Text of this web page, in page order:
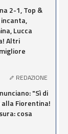
2-1, Top &
Lucca
Altri
REDAZIONE
"Sì di
Fiorentina!
cosa